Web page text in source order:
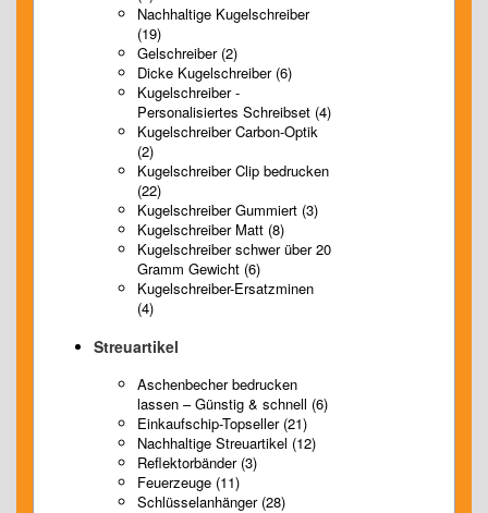
Nachhaltige Kugelschreiber
(19)
Gelschreiber (2)
Dicke Kugelschreiber (6)
Kugelschreiber -
Personalisiertes Schreibset (4)
Kugelschreiber Carbon-Optik
(2)
Kugelschreiber Clip bedrucken
(22)
Kugelschreiber Gummiert (3)
Kugelschreiber Matt (8)
Kugelschreiber schwer über 20
Gramm Gewicht (6)
Kugelschreiber-Ersatzminen
(4)
Streuartikel
Aschenbecher bedrucken
lassen – Günstig & schnell (6)
Einkaufschip-Topseller (21)
Nachhaltige Streuartikel (12)
Reflektorbänder (3)
Feuerzeuge (11)
Schlüsselanhänger (28)